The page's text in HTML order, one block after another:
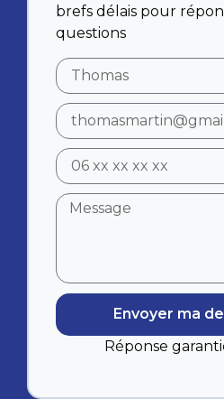
brefs délais pour
questions
Envoyer ma
Réponse